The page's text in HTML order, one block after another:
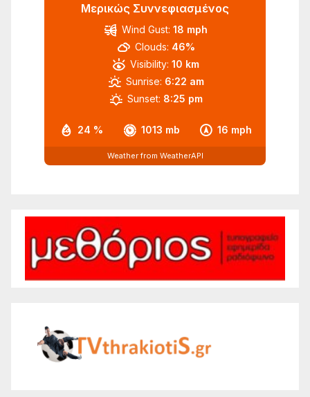
Μερικώς Συννεφιασμένος
24 % 1013 mb 16 mph
Wind Gust: 18 mph
Clouds: 46%
Visibility: 10 km
Sunrise: 6:22 am
Sunset: 8:25 pm
Weather from WeatherAPI